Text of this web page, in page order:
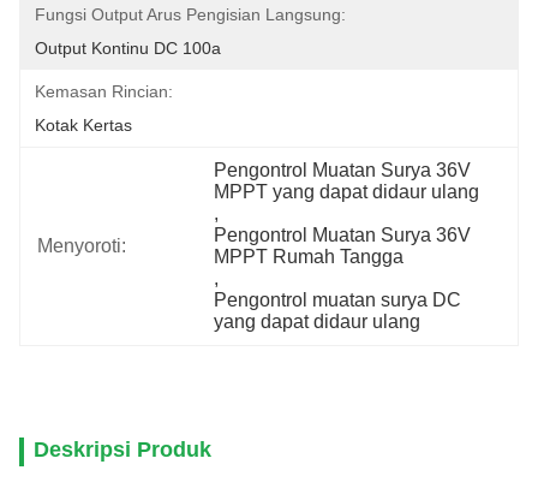
Fungsi Output Arus Pengisian Langsung:
Output Kontinu DC 100a
Kemasan Rincian:
Kotak Kertas
Menyoroti:
Pengontrol Muatan Surya 36V
MPPT yang dapat didaur ulang
,
Pengontrol Muatan Surya 36V
MPPT Rumah Tangga
,
Pengontrol muatan surya DC
yang dapat didaur ulang
Deskripsi Produk